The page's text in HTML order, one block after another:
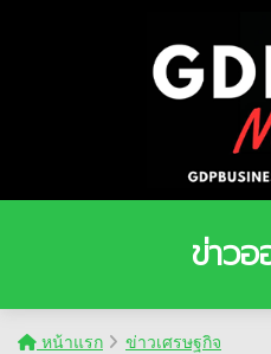
ข่าว
หน้าแรก ข่าวเศรษฐกิจ